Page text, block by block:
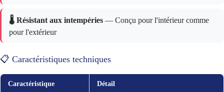
🌡️ Résistant aux intempéries — Conçu pour l'intérieur comme
pour l'extérieur
📋 Caractéristiques techniques
Caractéristique Détail